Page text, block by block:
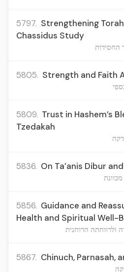
5797. Strengthening
Chassidus Study
החסידות
5805. Strength and Faith
5809. Trust in Hashem’s
Tzedakah
5836. On Ta’anis Dibur
5856. Guidance and
Health and Spiritual Well-
ולרווחתה הרוחנית
5867. Chinuch, Parnasah,